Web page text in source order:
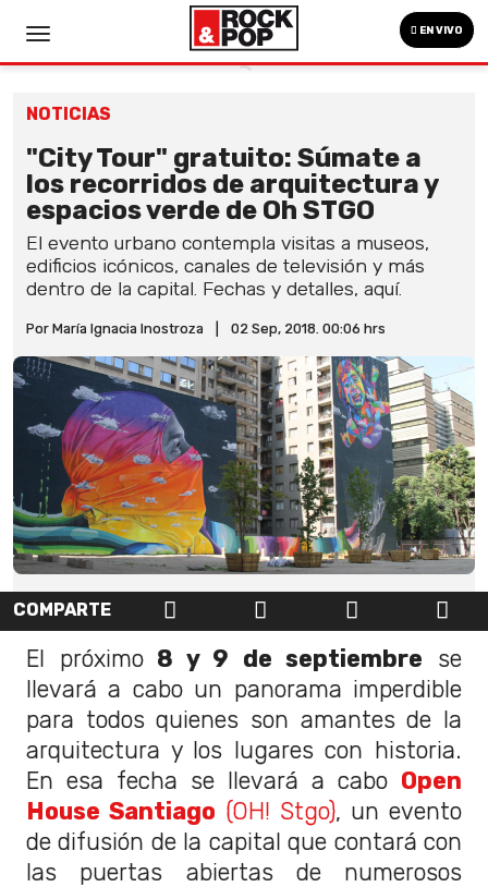
EN VIVO
NOTICIAS
"City Tour" gratuito: Súmate a
los recorridos de arquitectura y
espacios verde de Oh STGO
El evento urbano contempla visitas a museos,
edificios icónicos, canales de televisión y más
dentro de la capital. Fechas y detalles, aquí.
Por María Ignacia Inostroza 02 Sep, 2018. 00:06 hrs
COMPARTE
El próximo8 y 9 de septiembre se
llevará a cabo un panorama imperdible
para todos quienes son amantes de la
arquitectura y los lugares con historia.
En esa fecha se llevará a cabo Open
House Santiago (OH! Stgo), un evento
de difusión de la capital que contará con
las puertas abiertas de numerosos